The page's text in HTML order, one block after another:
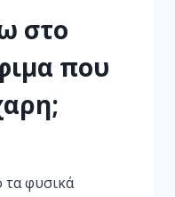
στο
που
τα φυσικά